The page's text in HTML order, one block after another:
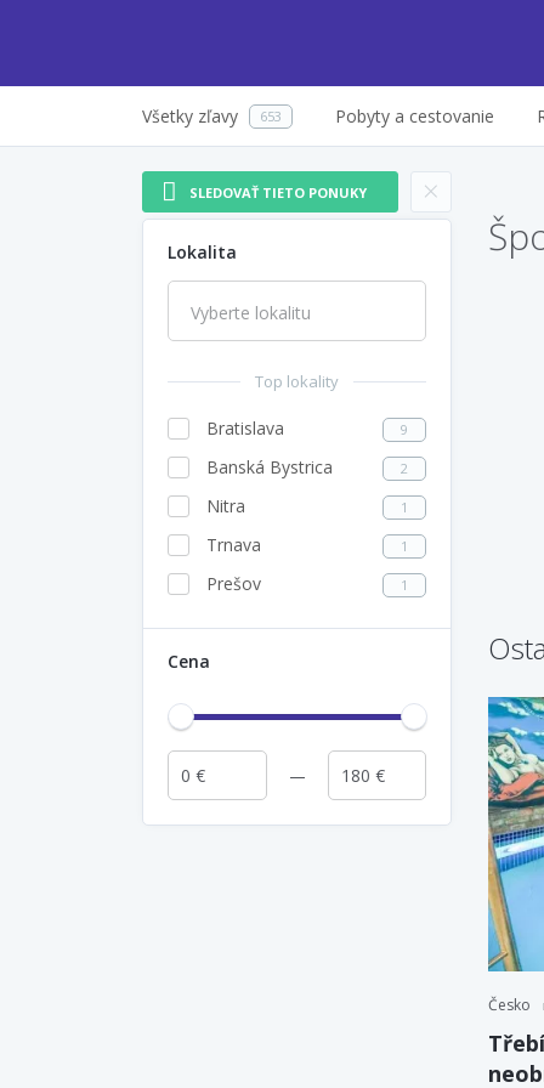
Všetky zľavy 653 Pobyty a cestovanie
SLEDOVAŤ TIETO PONUKY ×
Lokalita
Top lokality
Bratislava 9
Banská Bystrica 2
Nitra 1
Trnava 1
Prešov 1
Cena
Česko